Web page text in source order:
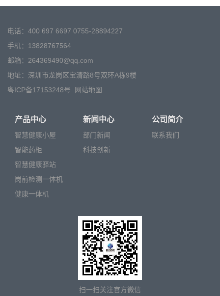
电话：400 697 6697 0755-28894227
手机：13828767564
邮箱：264369490@qq.com
地址：深圳市龙岗区宝清路8号双环A栋9楼
粤ICP备17153248号
网站地图
产品中心
智慧健康小屋
智能药柜
智慧健康驿站
岗前检测一体机
健康一体机
新闻中心
部门新闻
科技创新
公司简介
联系我们
扫一扫关注官方微信